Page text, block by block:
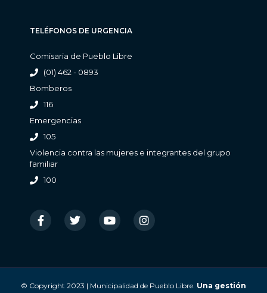
TELÉFONOS DE URGENCIA
Comisaria de Pueblo Libre
(01) 462 - 0893
Bomberos
116
Emergencias
105
Violencia contra las mujeres e integrantes del grupo
familiar
100
© Copyright 2023 | Municipalidad de Pueblo Libre. Una gestión